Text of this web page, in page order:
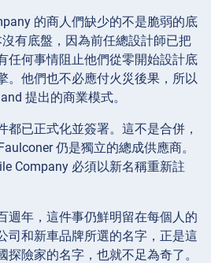
的商人們缺少的不是脆弱的底
有底盤，因為前任總設計師已把
任何事情阻止他們從零開始設計底
。他們也不必應付火災後果，所以
提出的商業模式。
都已正式化並簽署。這不是合併，
仍是獨立的總成供應商。
Company 必須以新名稱重新註
週年，這件事仍鮮明留在每個人的
司和新車品牌所選的名字，正是這
探險家的名字，也就不足為奇了。